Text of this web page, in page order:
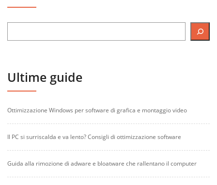
Ultime guide
Ottimizzazione Windows per software di grafica e montaggio video
Il PC si surriscalda e va lento? Consigli di ottimizzazione software
Guida alla rimozione di adware e bloatware che rallentano il computer